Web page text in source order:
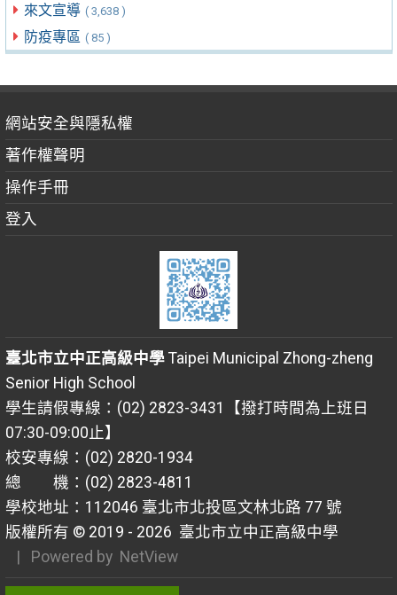
來文宣導 ( 3,638 )
防疫專區 ( 85 )
網站安全與隱私權
著作權聲明
操作手冊
登入
臺北市立中正高級中學Taipei Municipal Zhong-zheng
Senior High School
學生請假專線：(02) 2823-3431【撥打時間為上班日
07:30-09:00止】
校安專線：(02) 2820-1934
總 機：(02) 2823-4811
學校地址：112046 臺北市北投區文林北路 77 號
版權所有 © 2019 - 2026 臺北市立中正高級中學
| Powered by NetView